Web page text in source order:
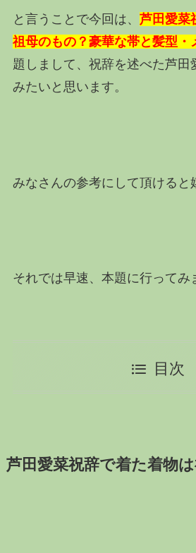
と言うことで今回は、 芦田愛菜
祖母のもの？豪華な帯と髪型・
題しまして、祝辞を述べた芦田
みたいと思います。
みなさんの参考にして頂けると
それでは早速、本題に行ってみ
目次
芦田愛菜祝辞で着た着物